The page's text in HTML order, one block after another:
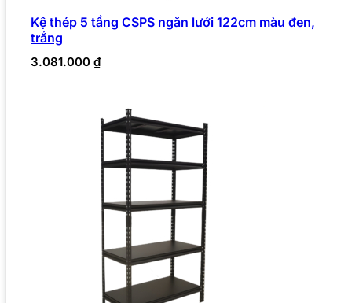
Kệ thép 5 tầng CSPS ngăn lưới 122cm màu đen,
trắng
3.081.000 ₫